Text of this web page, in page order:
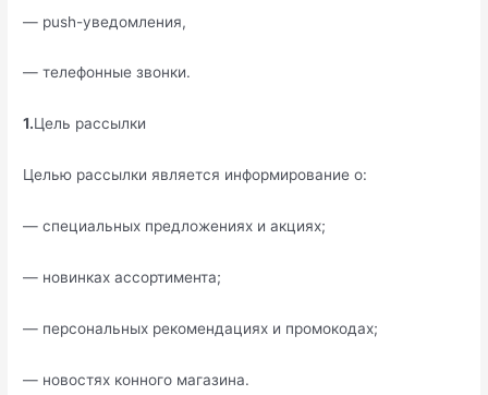
— push-уведомления,
— телефонные звонки.
1.Цель рассылки
Целью рассылки является информирование о:
— специальных предложениях и акциях;
— новинках ассортимента;
— персональных рекомендациях и промокодах;
— новостях конного магазина.